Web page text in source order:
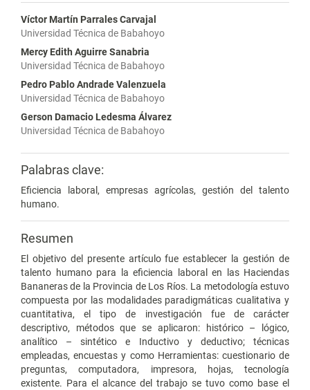
Víctor Martín Parrales Carvajal
Universidad Técnica de Babahoyo
Mercy Edith Aguirre Sanabria
Universidad Técnica de Babahoyo
Pedro Pablo Andrade Valenzuela
Universidad Técnica de Babahoyo
Gerson Damacio Ledesma Álvarez
Universidad Técnica de Babahoyo
Palabras clave:
Eficiencia laboral, empresas agrícolas, gestión del talento
humano.
Resumen
El objetivo del presente artículo fue establecer la gestión de
talento humano para la eficiencia laboral en las Haciendas
Bananeras de la Provincia de Los Ríos. La metodología estuvo
compuesta por las modalidades paradigmáticas cualitativa y
cuantitativa, el tipo de investigación fue de carácter
descriptivo, métodos que se aplicaron: histórico – lógico,
analítico – sintético e Inductivo y deductivo; técnicas
empleadas, encuestas y como Herramientas: cuestionario de
preguntas, computadora, impresora, hojas, tecnología
existente. Para el alcance del trabajo se tuvo como base el